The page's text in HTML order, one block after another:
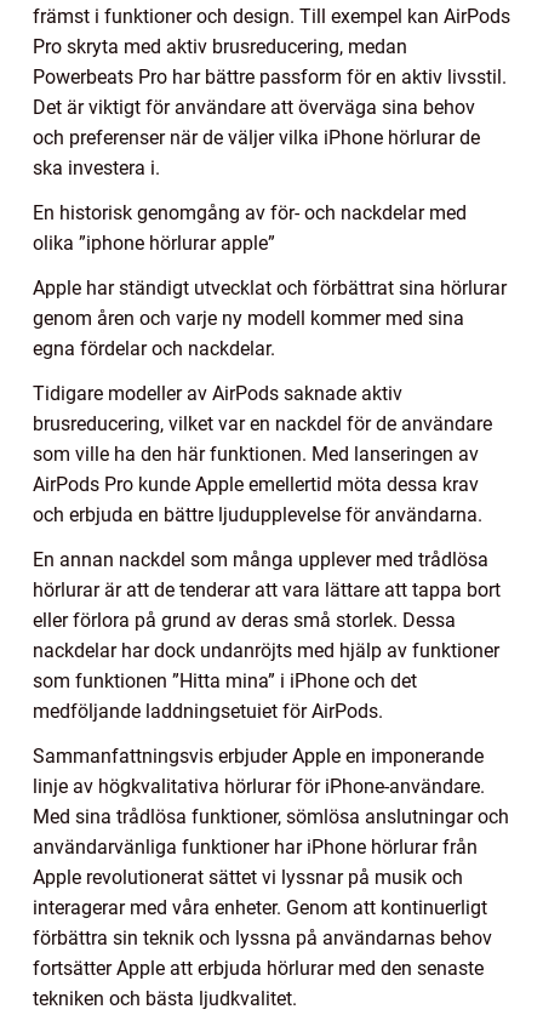
främst i funktioner och design. Till exempel kan AirPods
Pro skryta med aktiv brusreducering, medan
Powerbeats Pro har bättre passform för en aktiv livsstil.
Det är viktigt för användare att överväga sina behov
och preferenser när de väljer vilka iPhone hörlurar de
ska investera i.
En historisk genomgång av för- och nackdelar med
olika ”iphone hörlurar apple”
Apple har ständigt utvecklat och förbättrat sina hörlurar
genom åren och varje ny modell kommer med sina
egna fördelar och nackdelar.
Tidigare modeller av AirPods saknade aktiv
brusreducering, vilket var en nackdel för de användare
som ville ha den här funktionen. Med lanseringen av
AirPods Pro kunde Apple emellertid möta dessa krav
och erbjuda en bättre ljudupplevelse för användarna.
En annan nackdel som många upplever med trådlösa
hörlurar är att de tenderar att vara lättare att tappa bort
eller förlora på grund av deras små storlek. Dessa
nackdelar har dock undanröjts med hjälp av funktioner
som funktionen ”Hitta mina” i iPhone och det
medföljande laddningsetuiet för AirPods.
Sammanfattningsvis erbjuder Apple en imponerande
linje av högkvalitativa hörlurar för iPhone-användare.
Med sina trådlösa funktioner, sömlösa anslutningar och
användarvänliga funktioner har iPhone hörlurar från
Apple revolutionerat sättet vi lyssnar på musik och
interagerar med våra enheter. Genom att kontinuerligt
förbättra sin teknik och lyssna på användarnas behov
fortsätter Apple att erbjuda hörlurar med den senaste
tekniken och bästa ljudkvalitet.